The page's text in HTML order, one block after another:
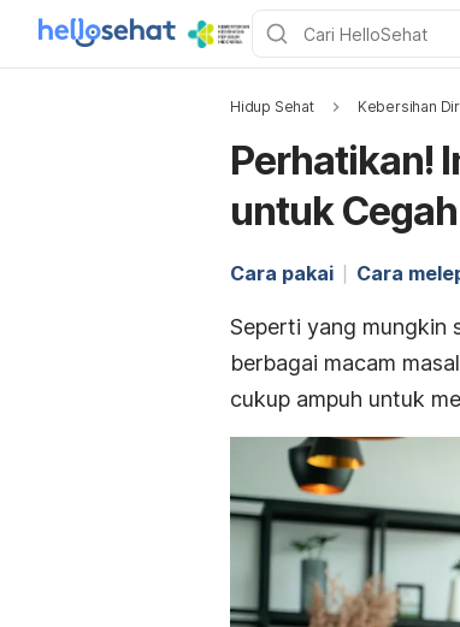
Hidup Sehat Kebersihan
Perhatikan!
untuk
Cara pakai Cara
Seperti yang mungkin
berbagai macam
cukup ampuh untuk